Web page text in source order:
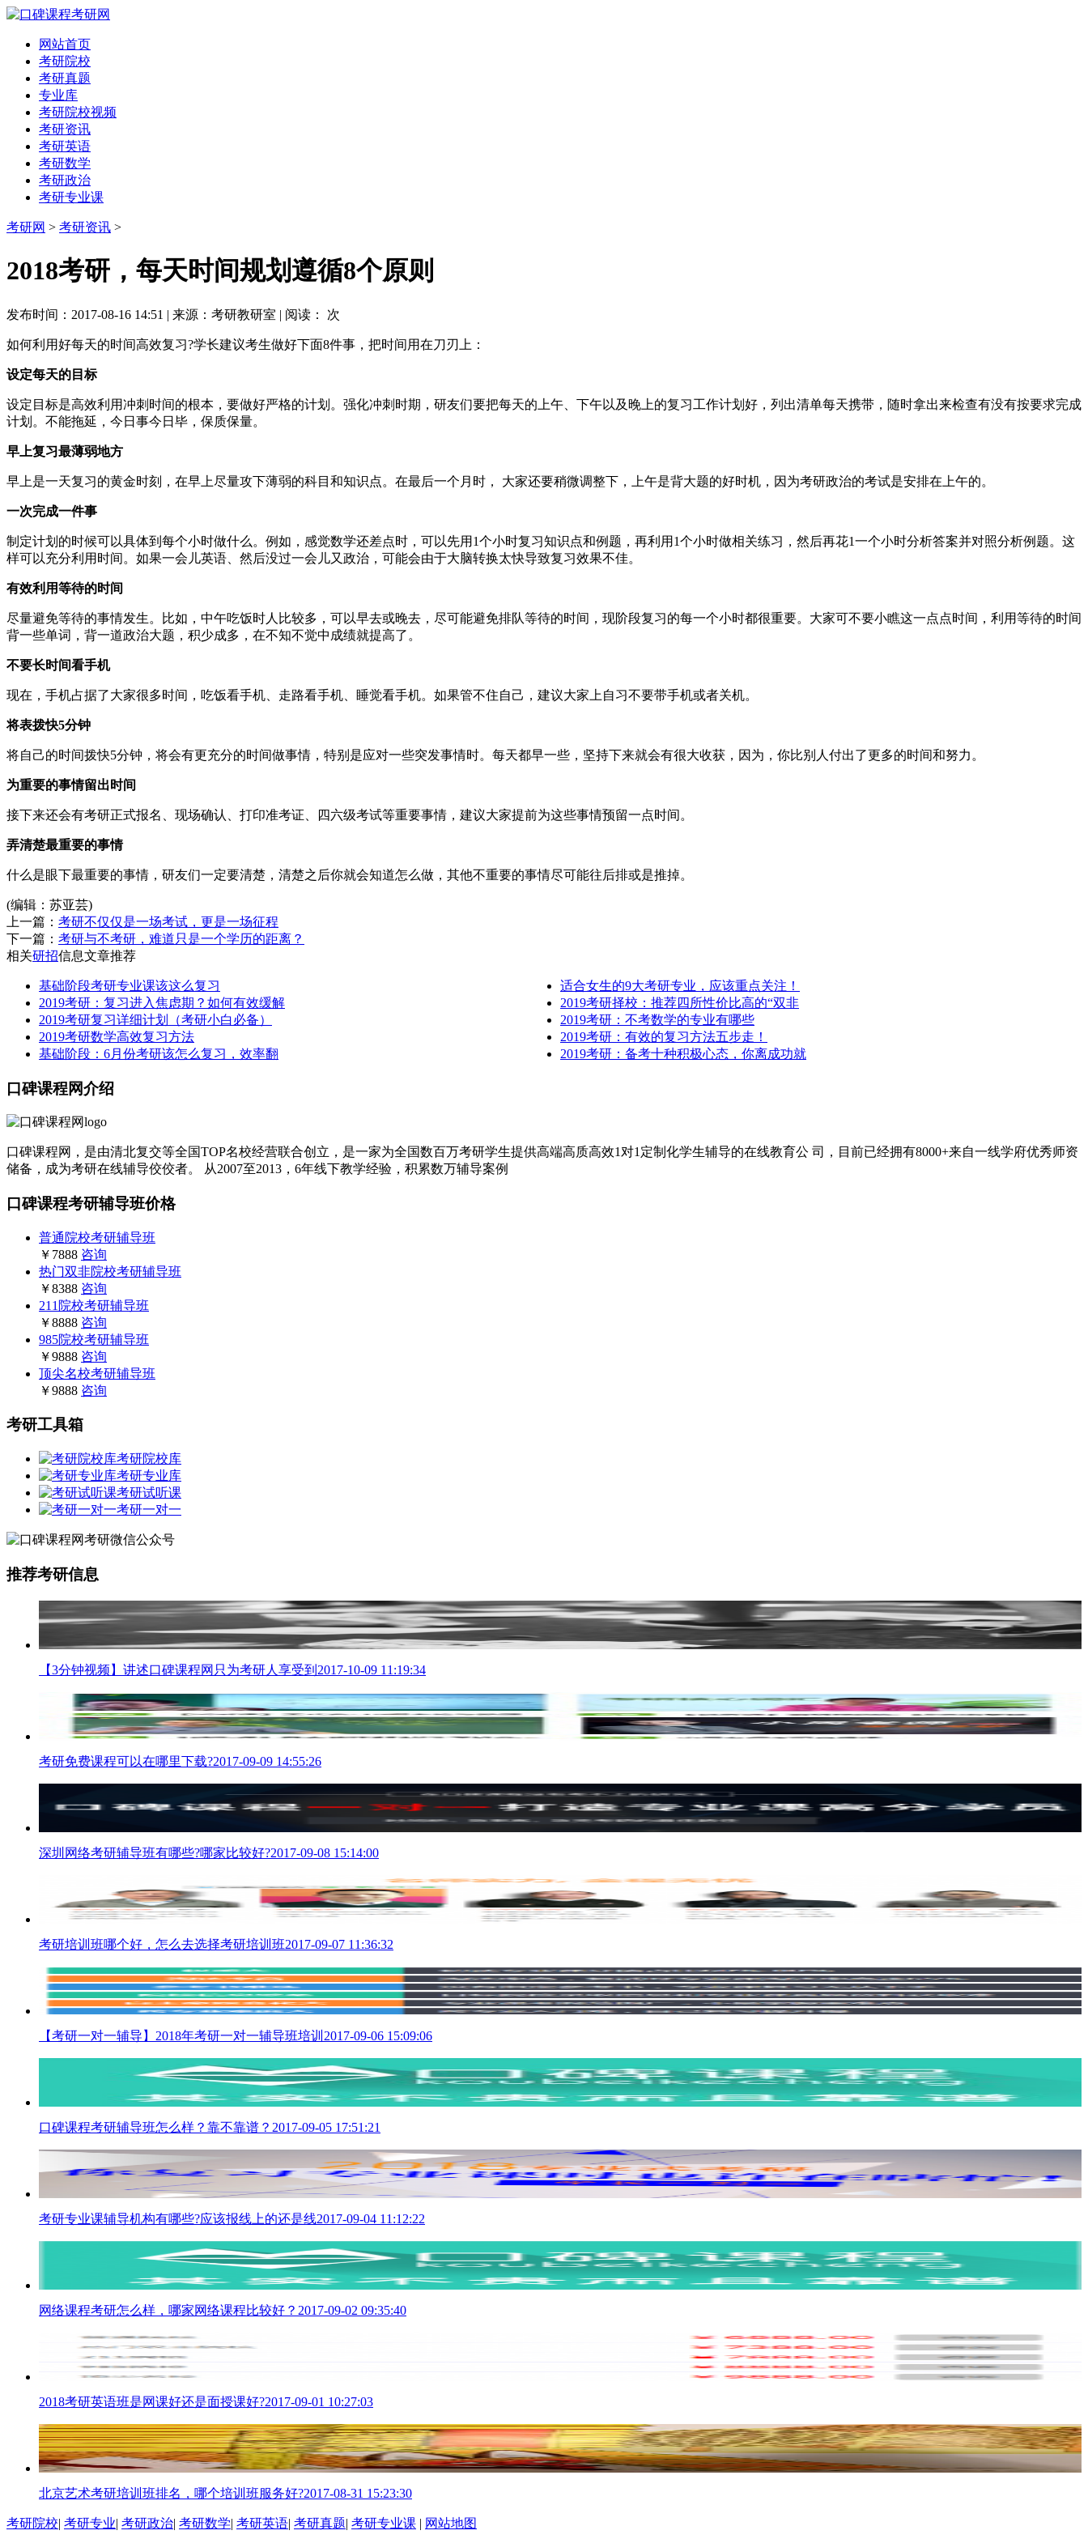
网站首页
考研院校
考研真题
专业库
考研院校视频
考研资讯
考研英语
考研数学
考研政治
考研专业课
考研网 > 考研资讯 >
2018考研，每天时间规划遵循8个原则
发布时间：2017-08-16 14:51 | 来源：考研教研室 | 阅读： 次
如何利用好每天的时间高效复习?学长建议考生做好下面8件事，把时间用在刀刃上：
设定每天的目标
设定目标是高效利用冲刺时间的根本，要做好严格的计划。强化冲刺时期，研友们要把每天的上午、下午以及晚上的复习工作计划好，列出清单每天携带，随时拿出来检查有没有按要求完成
计划。不能拖延，今日事今日毕，保质保量。
早上复习最薄弱地方
早上是一天复习的黄金时刻，在早上尽量攻下薄弱的科目和知识点。在最后一个月时， 大家还要稍微调整下，上午是背大题的好时机，因为考研政治的考试是安排在上午的。
一次完成一件事
制定计划的时候可以具体到每个小时做什么。例如，感觉数学还差点时，可以先用1个小时复习知识点和例题，再利用1个小时做相关练习，然后再花1一个小时分析答案并对照分析例题。这
样可以充分利用时间。如果一会儿英语、然后没过一会儿又政治，可能会由于大脑转换太快导致复习效果不佳。
有效利用等待的时间
尽量避免等待的事情发生。比如，中午吃饭时人比较多，可以早去或晚去，尽可能避免排队等待的时间，现阶段复习的每一个小时都很重要。大家可不要小瞧这一点点时间，利用等待的时间
背一些单词，背一道政治大题，积少成多，在不知不觉中成绩就提高了。
不要长时间看手机
现在，手机占据了大家很多时间，吃饭看手机、走路看手机、睡觉看手机。如果管不住自己，建议大家上自习不要带手机或者关机。
将表拨快5分钟
将自己的时间拨快5分钟，将会有更充分的时间做事情，特别是应对一些突发事情时。每天都早一些，坚持下来就会有很大收获，因为，你比别人付出了更多的时间和努力。
为重要的事情留出时间
接下来还会有考研正式报名、现场确认、打印准考证、四六级考试等重要事情，建议大家提前为这些事情预留一点时间。
弄清楚最重要的事情
什么是眼下最重要的事情，研友们一定要清楚，清楚之后你就会知道怎么做，其他不重要的事情尽可能往后排或是推掉。
(编辑：苏亚芸)
上一篇： 考研不仅仅是一场考试，更是一场征程
下一篇： 考研与不考研，难道只是一个学历的距离？
相关研招信息文章推荐
基础阶段考研专业课该这么复习
适合女生的9大考研专业，应该重点关注！
2019考研：复习进入焦虑期？如何有效缓解
2019考研择校：推荐四所性价比高的“双非
2019考研复习详细计划（考研小白必备）
2019考研：不考数学的专业有哪些
2019考研数学高效复习方法
2019考研：有效的复习方法五步走！
基础阶段：6月份考研该怎么复习，效率翻
2019考研：备考十种积极心态，你离成功就
口碑课程网介绍
口碑课程网，是由清北复交等全国TOP名校经营联合创立，是一家为全国数百万考研学生提供高端高质高效1对1定制化学生辅导的在线教育公 司，目前已经拥有8000+来自一线学府优秀师资
储备，成为考研在线辅导佼佼者。 从2007至2013，6年线下教学经验，积累数万辅导案例
口碑课程考研辅导班价格
普通院校考研辅导班
￥7888 咨询
热门双非院校考研辅导班
￥8388 咨询
211院校考研辅导班
￥8888 咨询
985院校考研辅导班
￥9888 咨询
顶尖名校考研辅导班
￥9888 咨询
考研工具箱
考研院校库
考研专业库
考研试听课
考研一对一
推荐考研信息
【3分钟视频】讲述口碑课程网只为考研人享受到 2017-10-09 11:19:34
考研免费课程可以在哪里下载?2017-09-09 14:55:26
深圳网络考研辅导班有哪些?哪家比较好?2017-09-08 15:14:00
考研培训班哪个好，怎么去选择考研培训班2017-09-07 11:36:32
【考研一对一辅导】2018年考研一对一辅导班培训 2017-09-06 15:09:06
口碑课程考研辅导班怎么样？靠不靠谱？ 2017-09-05 17:51:21
考研专业课辅导机构有哪些?应该报线上的还是线2017-09-04 11:12:22
网络课程考研怎么样，哪家网络课程比较好？ 2017-09-02 09:35:40
2018考研英语班是网课好还是面授课好?2017-09-01 10:27:03
北京艺术考研培训班排名，哪个培训班服务好?2017-08-31 15:23:30
考研院校| 考研专业| 考研政治| 考研数学| 考研英语| 考研真题| 考研专业课 | 网站地图